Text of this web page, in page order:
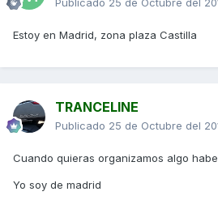
Publicado 25 de Octubre del
Estoy en Madrid, zona plaza Castilla
TRANCELINE
Publicado 25 de Octubre del
Cuando quieras organizamos algo
Yo soy de madrid